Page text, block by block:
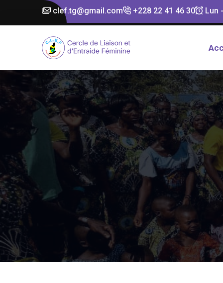
clef.tg@gmail.com +228 22 41 46 30 Lun